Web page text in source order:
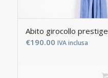
Abito girocollo prestige
€190.00 IVA inclusa